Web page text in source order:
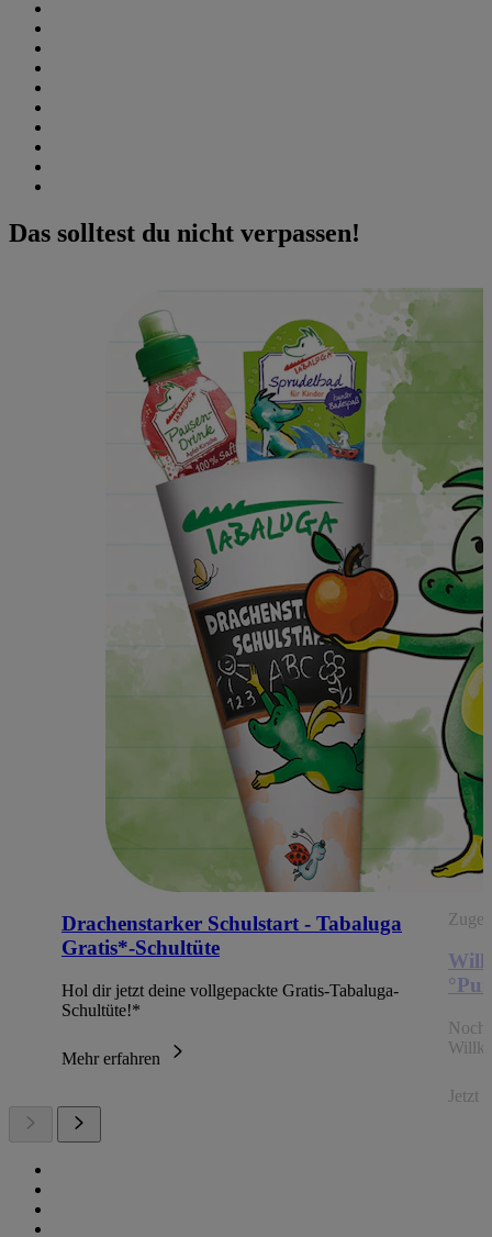
Das solltest du nicht verpassen!
Drachenstarker Schulstart - Tabaluga
Gratis*-Schultüte
Hol dir jetzt deine vollgepackte Gratis-Tabaluga-
Schultüte!*
Mehr erfahren
Noch
Jetzt